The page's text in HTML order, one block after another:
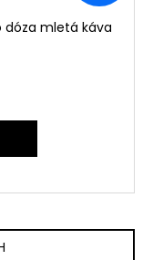
dóza mletá káva